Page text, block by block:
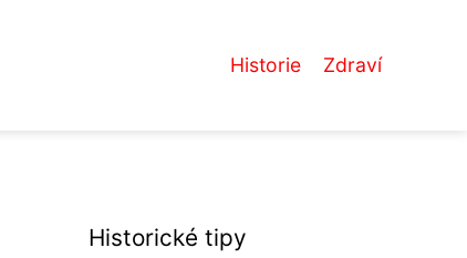
Historie Zdraví
Historické tipy